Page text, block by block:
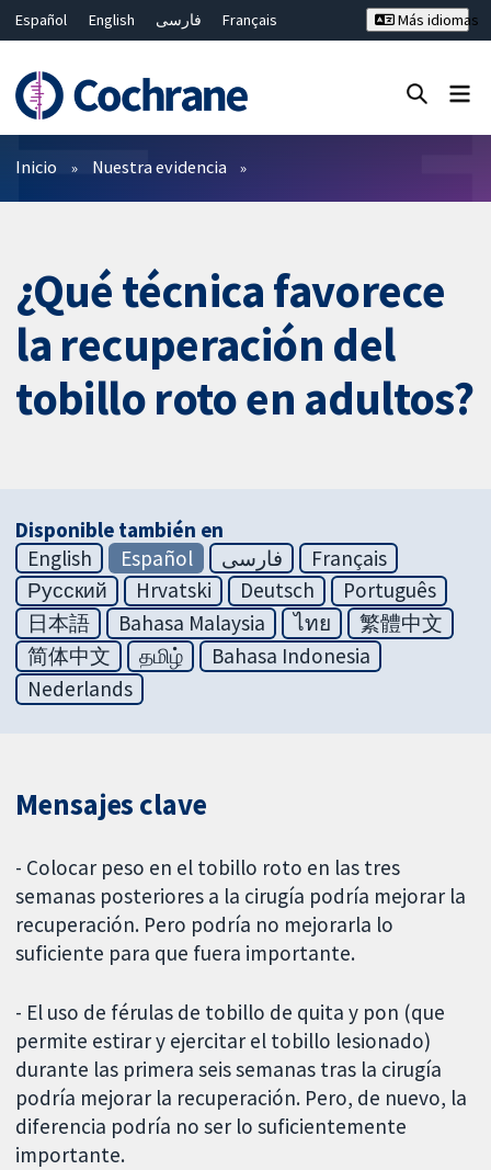
Español English فارسی
Français
Bahasa Malaysia
ไทย 繁體中文
Más idiomas
Filtros
Inicio Nuestra evidencia
¿Qué técnica favorece
la recuperación del
tobillo roto en adultos?
Disponible también en
English
Español فارسی
Français
Русский
Hrvatski Deutsch
Português
日本語
Bahasa Malaysia ไทย
繁體中文
简体中文
தமிழ்
Bahasa Indonesia
Nederlands
Mensajes clave
- Colocar peso en el tobillo roto en las tres
semanas posteriores a la cirugía podría mejorar la
recuperación. Pero podría no mejorarla lo
suficiente para que fuera importante.
- El uso de férulas de tobillo de quita y pon (que
permite estirar y ejercitar el tobillo lesionado)
durante las primera seis semanas tras la cirugía
podría mejorar la recuperación. Pero, de nuevo, la
diferencia podría no ser lo suficientemente
importante.